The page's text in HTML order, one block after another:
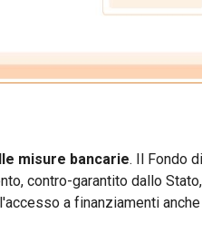
misure bancarie. Il Fondo
contro-garantito dallo
a finanziamenti anche